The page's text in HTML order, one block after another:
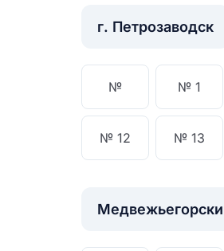
г. Петрозаводск
№ № 1
№ 12 № 13